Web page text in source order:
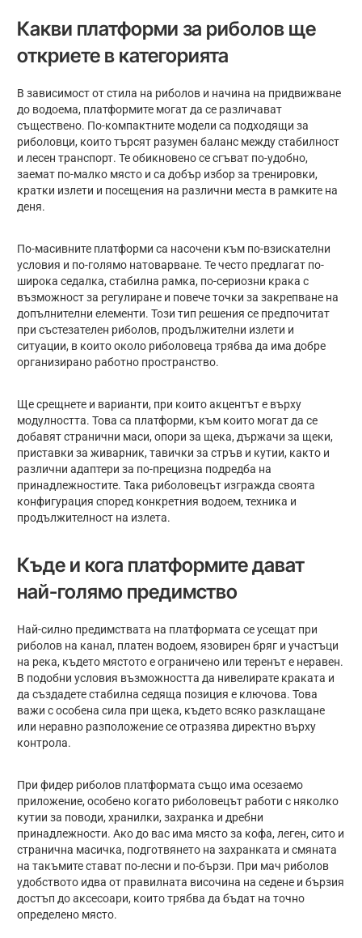
Какви платформи за риболов ще
откриете в категорията
В зависимост от стила на риболов и начина на придвижване
до водоема, платформите могат да се различават
съществено. По-компактните модели са подходящи за
риболовци, които търсят разумен баланс между стабилност
и лесен транспорт. Те обикновено се сгъват по-удобно,
заемат по-малко място и са добър избор за тренировки,
кратки излети и посещения на различни места в рамките на
деня.
По-масивните платформи са насочени към по-взискателни
условия и по-голямо натоварване. Те често предлагат по-
широка седалка, стабилна рамка, по-сериозни крака с
възможност за регулиране и повече точки за закрепване на
допълнителни елементи. Този тип решения се предпочитат
при състезателен риболов, продължителни излети и
ситуации, в които около риболовеца трябва да има добре
организирано работно пространство.
Ще срещнете и варианти, при които акцентът е върху
модулността. Това са платформи, към които могат да се
добавят странични маси, опори за щека, държачи за щеки,
приставки за живарник, тавички за стръв и кутии, както и
различни адаптери за по-прецизна подредба на
принадлежностите. Така риболовецът изгражда своята
конфигурация според конкретния водоем, техника и
продължителност на излета.
Къде и кога платформите дават
най-голямо предимство
Най-силно предимствата на платформата се усещат при
риболов на канал, платен водоем, язовирен бряг и участъци
на река, където мястото е ограничено или теренът е неравен.
В подобни условия възможността да нивелирате краката и
да създадете стабилна седяща позиция е ключова. Това
важи с особена сила при щека, където всяко разклащане
или неравно разположение се отразява директно върху
контрола.
При фидер риболов платформата също има осезаемо
приложение, особено когато риболовецът работи с няколко
кутии за поводи, хранилки, захранка и дребни
принадлежности. Ако до вас има място за кофа, леген, сито и
странична масичка, подготвянето на захранката и смяната
на такъмите стават по-лесни и по-бързи. При мач риболов
удобството идва от правилната височина на седене и бързия
достъп до аксесоари, които трябва да бъдат на точно
определено място.